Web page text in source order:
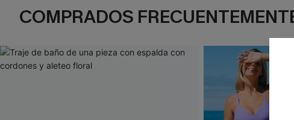
COMPRADOS